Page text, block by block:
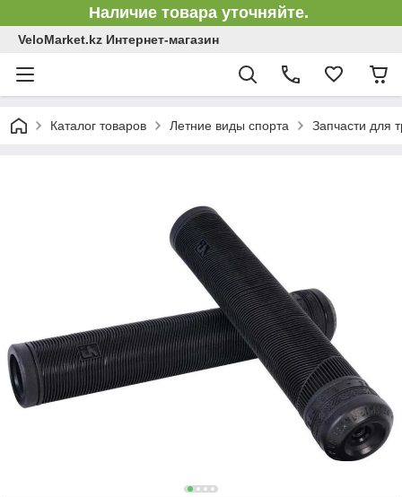
Наличие товара уточняйте.
VeloMarket.kz Интернет-магазин
Каталог товаров Летние виды спорта Запчасти для